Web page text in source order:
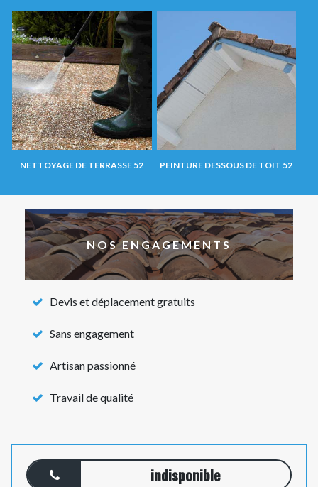
NETTOYAGE DE TERRASSE 52 PEINTURE DESSOUS DE TOIT 52
NOS ENGAGEMENTS
Devis et déplacement gratuits
Sans engagement
Artisan passionné
Travail de qualité
indisponible